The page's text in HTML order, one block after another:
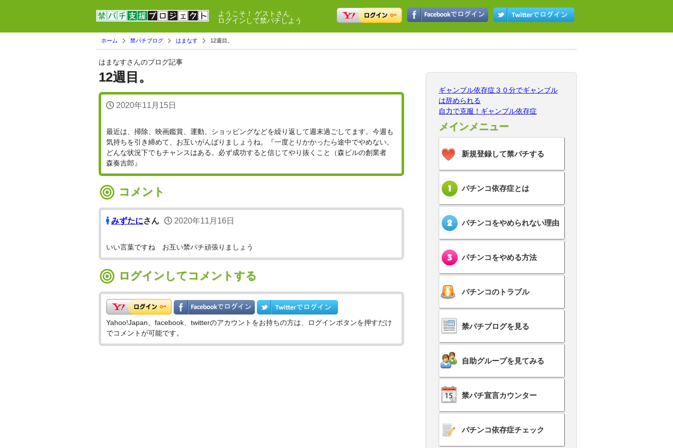
ようこそ！ ゲストさん
ログインして禁パチしよう
ホーム 禁パチブログ はまなす 12週目。
はまなすさんのブログ記事
12週目。
2020年11月15日
最近は、掃除、映画鑑賞、運動、ショッピングなどを繰り返して週末過ごしてます。今週も
気持ちを引き締めて、お互いがんばりましょうね。『一度とりかかったら途中でやめない。
どんな状況下でもチャンスはある。必ず成功すると信じてやり抜くこと（森ビルの創業者
森奏吉郎』
コメント
みずたにさん 2020年11月16日
いい言葉ですね お互い禁パチ頑張りましょう
ログインしてコメントする
Yahoo!Japan、facebook、twitterのアカウントをお持ちの方は、ログインボタンを押すだけ
でコメントが可能です。
ギャンブル依存症３０分でギャンブル
は辞められる
自力で克服！ギャンブル依存症
メインメニュー
新規登録して禁パチする
パチンコ依存症とは
パチンコをやめられない理由
パチンコをやめる方法
パチンコのトラブル
禁パチブログを見る
自助グループを見てみる
禁パチ宣言カウンター
パチンコ依存症チェック